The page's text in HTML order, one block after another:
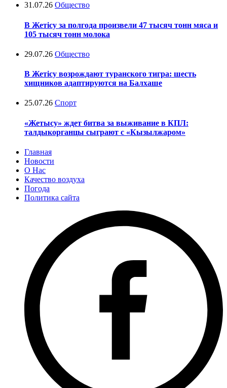
31.07.26 Общество
В Жетісу за полгода произвели 47 тысяч тонн мяса и
105 тысяч тонн молока
29.07.26 Общество
В Жетісу возрождают туранского тигра: шесть
хищников адаптируются на Балхаше
25.07.26 Спорт
«Жетысу» ждет битва за выживание в КПЛ:
талдыкорганцы сыграют с «Кызылжаром»
Главная
Новости
О Нас
Качество воздуха
Погода
Политика сайта